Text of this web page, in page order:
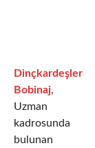
Dinçkardeşler
Bobinaj,
Uzman
kadrosunda
bulunan